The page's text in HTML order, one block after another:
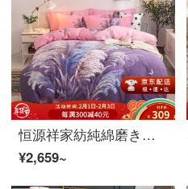
恒源祥家紡純綿磨き四点セット春冬シーツ布団カバー枕カバー寝具朝風维扬1.5メートルベッド/布団カバー200*230 cm
¥2,659~